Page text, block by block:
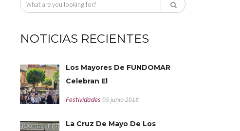
NOTICIAS RECIENTES
Los Mayores De FUNDOMAR
Celebran El
Festividades 05 junio 2018
La Cruz De Mayo De Los